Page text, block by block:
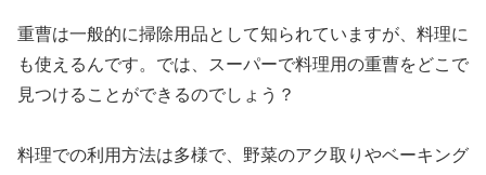
重曹は一般的に掃除用品として知られていますが、料理に
も使えるんです。では、スーパーで料理用の重曹をどこで
見つけることができるのでしょう？
料理での利用方法は多様で、野菜のアク取りやベーキング